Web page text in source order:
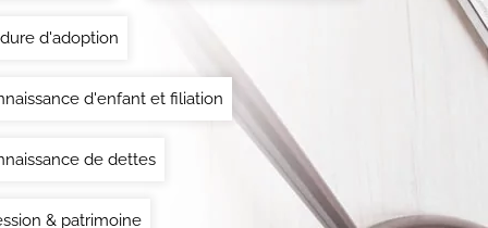
d'adoption
d'enfant et filiation
de dettes
& patrimoine